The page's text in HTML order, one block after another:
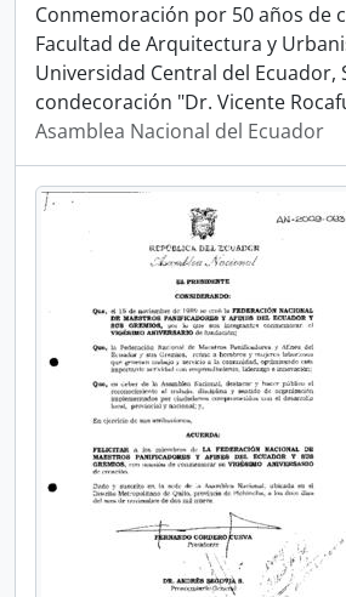
Conmemoración por 50 años de
Facultad de Arquitectura y
Universidad Central del Ecuador,
condecoración "Dr. Vicente
Asamblea Nacional del Ecuador